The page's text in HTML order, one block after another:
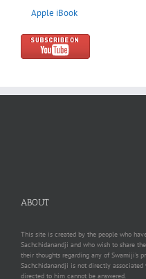
Apple iBook
ABOUT
This site is created by the people who
Sachchidanandji and who wish to share
their thoughts regarding any of Swamiji's
Sachchidanandji is not directly
directed to him cannot be answered.